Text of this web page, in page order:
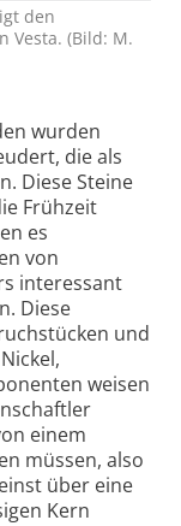
den
Vesta. (Bild: M.
wurden
die als
Diese Steine
Frühzeit
es
von
interessant
Diese
und
weisen
einem
müssen, also
über eine
Kern